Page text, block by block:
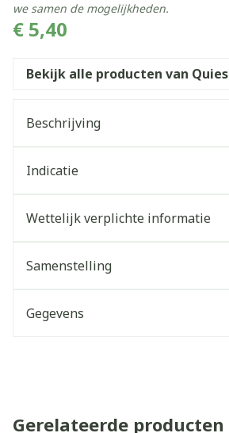
€ 5,40
we samen de mogelijkheden.
Bekijk alle producten van Quies
Beschrijving
Indicatie
Wettelijk verplichte informatie
Samenstelling
Gegevens
Gerelateerde producten